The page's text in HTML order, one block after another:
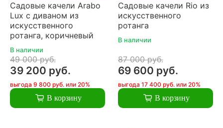
Садовые качели Arabo
Lux с диваном из
искусственного
ротанга, коричневый
В наличии
49 000 руб.
39 200 руб.
выгода 9 800 руб. или 20%
В корзину
Садовые качели Rio из
искусственного
ротанга
В наличии
87 000 руб.
69 600 руб.
выгода 17 400 руб. или 20%
В корзину